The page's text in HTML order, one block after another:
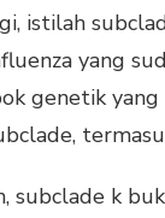
istilah
yang
genetik
subclade k